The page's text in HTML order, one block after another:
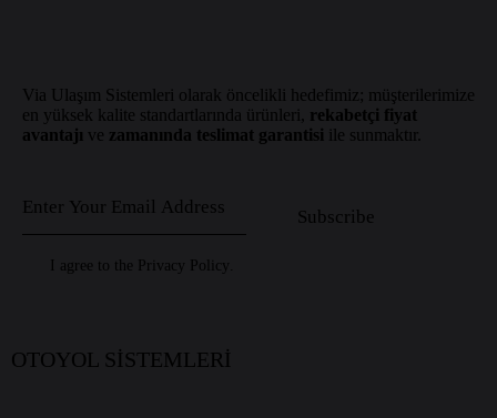
Via Ulaşım Sistemleri olarak öncelikli hedefimiz; müşterilerimize
en yüksek kalite standartlarında ürünleri, rekabetçi fiyat
avantajı ve zamanında teslimat garantisi ile sunmaktır.
Subscribe
I agree to the Privacy Policy
OTOYOL SİSTEMLERİ